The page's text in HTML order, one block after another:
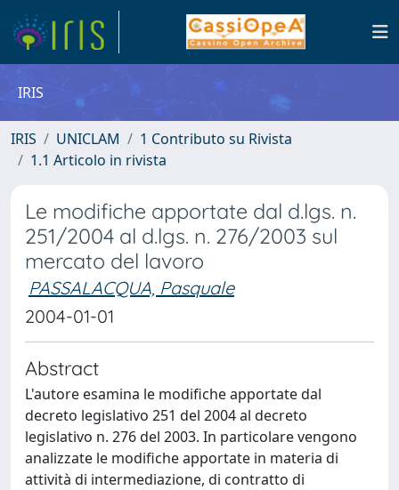
IRIS
IRIS UNICLAM
1 Contributo su Rivista
1.1 Articolo in rivista
Le modifiche apportate dal d.lgs. n.
251/2004 al d.lgs. n. 276/2003 sul
mercato del lavoro
PASSALACQUA, Pasquale
2004-01-01
Abstract
L'autore esamina le modifiche apportate dal
decreto legislativo 251 del 2004 al decreto
legislativo n. 276 del 2003. In particolare vengono
analizzate le modifiche apportate in materia di
attività di intermediazione, di contratto di